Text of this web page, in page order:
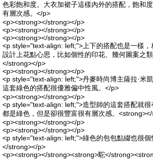
色彩飽和度。大衣加裙子這樣內外的搭配，飽和
有層次感。</p>
<p><strong></strong></p>
<p><strong></strong></p>
<p><strong></strong></p>
<p style="text-align: left;">上下的搭配也是一樣
設計上花點心思，比如個性的印花、幾何圖案之
</strong></p>
<p><strong></strong></p>
<p style="text-align: left;">丹麥時尚博主薩拉·米
這套綠色的搭配很優雅偏中性風。</p>
<p><strong></strong></p>
<p style="text-align: left;">造型師的這套搭配就
都是綠色，但是卻很豐富很有層次感。
<p><strong></strong></p>
<p><strong></strong></p>
<p style="text-align: left;">綠色的包包點綴也很
</strong></p>
<p><strong></strong><strong>駝</